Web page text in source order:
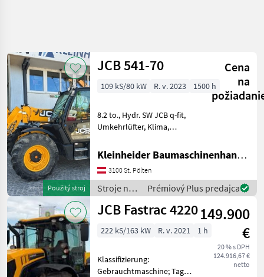
Použitý stroj
JCB 541-70
Cena
na
109 kS/80 kW R. v. 2023 1500 h
8.2 to., Hydr. SW JCB q-fit,
Umkehrlüfter, Klima,
Tele und 3. Kreis, 80l/min
Zusatzhydraulik
Zahnradpumpe, 1, 2 m3
Schaufel und Gabel Stroj
Kleinheider Baumaschinenhandel GmbH.
3100 St. Pölten
Stroje na
stavbu /
JCB
Prémiový Plus predajca
JCB Fastrac 4220149.900
€
20 % s DPH
124.916,67 €
netto
222 kS/163 kW R. v. 2021 1 h
Klassifizierung:
Gebrauchtmaschine; Tag